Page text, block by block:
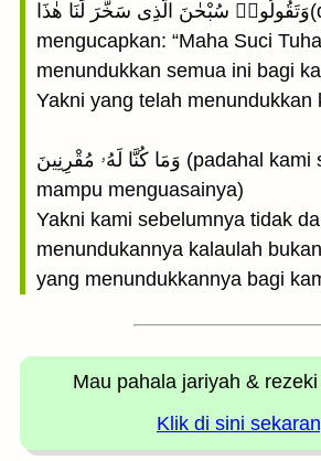
وَتَقُولُوا۟ سُبْحٰنَ الَّذِى سَخَّرَ لَنَا هٰذَا(dan supaya kamu
mengucapkan: “Maha Suci
menundukkan semua ini bagi
Yakni yang telah menundukkan
وَمَا كُنَّا لَهُۥ مُقْرِنِينَ (padahal kami sebelumnya tidak
mampu menguasainya)
Yakni kami sebelumnya tidak
menundukannya kalaulah
yang menundukkannya bagi
Mau pahala jariyah &
Klik di sini